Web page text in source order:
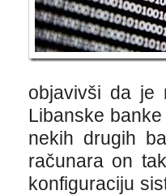
objavivši da je
Libanske
nekih drugih
računara on
konfiguraciju